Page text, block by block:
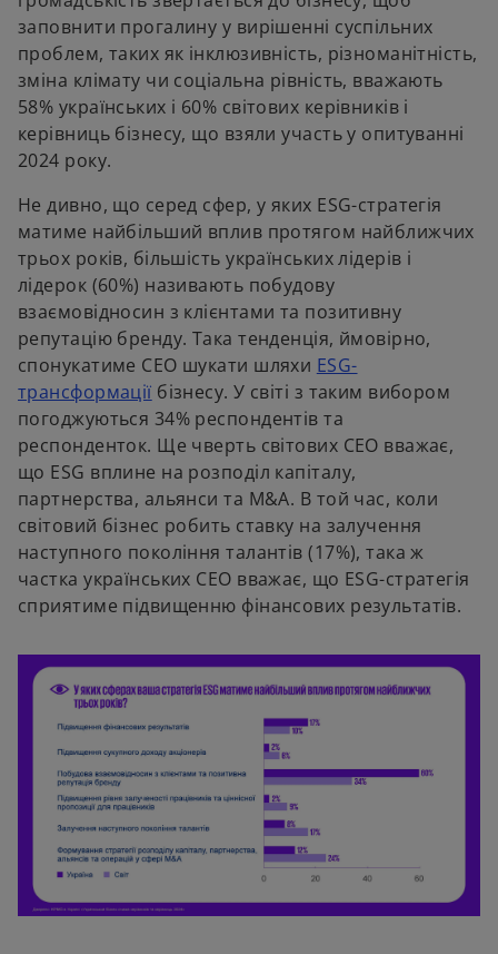
заповнити прогалину у вирішенні суспільних
проблем, таких як інклюзивність, різноманітність,
зміна клімату чи соціальна рівність, вважають
58% українських і 60% світових керівників і
керівниць бізнесу, що взяли участь у опитуванні
2024 року.
Не дивно, що серед сфер, у яких ESG-стратегія
матиме найбільший вплив протягом найближчих
трьох років, більшість українських лідерів і
лідерок (60%) називають побудову
взаємовідносин з клієнтами та позитивну
репутацію бренду. Така тенденція, ймовірно,
спонукатиме СЕО шукати шляхи ESG-
трансформаціїo
p
e
n
s
i
n
a
n
w
t
b
бізнесу. У світі з таким вибором
погоджуються 34% респондентів та
респонденток. Ще чверть світових СЕО вважає,
що ESG вплине на розподіл капіталу,
партнерства, альянси та M&A. В той час, коли
світовий бізнес робить ставку на залучення
наступного покоління талантів (17%), така ж
частка українських СЕО вважає, що ESG-стратегія
сприятиме підвищенню фінансових результатів.